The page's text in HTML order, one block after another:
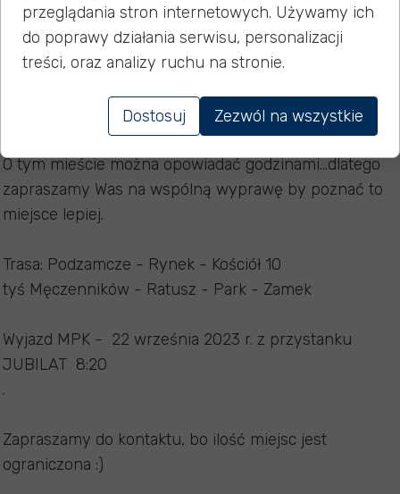
zapoczątkował to Jan Długosz) Z uwagi na pobliską
puszcze, Niepołomice były jednym z ich ulubionych
miejsc polowań. To tutaj w XIV wieku król Kazimierz
gotyckiego kościoła.Za Jagiellonów rozbudowano
zamek, który zaczął być nazywany drugim Wawelem.
O tym mieście można opowiadać godzinami...dlatego
zapraszamy Was na wspólną wyprawę by poznać to
miejsce lepiej.
Trasa: Podzamcze - Rynek - Kościół 10
tyś Męczenników - Ratusz - Park - Zamek
Wyjazd MPK - 22 września 2023 r. z przystanku
JUBILAT 8:20
.
Zapraszamy do kontaktu, bo ilość miejsc jest
ograniczona :)
przeglądania stron internetowych. Używamy ich
do poprawy działania serwisu, personalizacji
treści, oraz analizy ruchu na stronie.
Dostosuj Zezwól na wszystkie